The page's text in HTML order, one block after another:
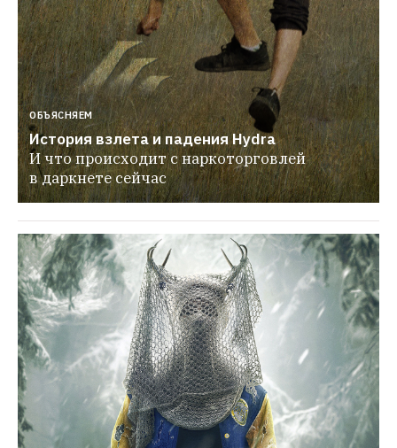
ОБЪЯСНЯЕМ
История взлета и падения Hydra
И что происходит с наркоторговлей
в даркнете сейчас